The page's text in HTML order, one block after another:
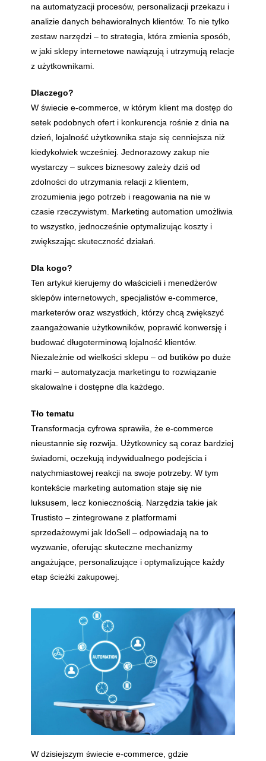
na automatyzacji procesów, personalizacji przekazu i
analizie danych behawioralnych klientów. To nie tylko
zestaw narzędzi – to strategia, która zmienia sposób,
w jaki sklepy internetowe nawiązują i utrzymują relacje
z użytkownikami.
Dlaczego?
W świecie e-commerce, w którym klient ma dostęp do
setek podobnych ofert i konkurencja rośnie z dnia na
dzień, lojalność użytkownika staje się cenniejsza niż
kiedykolwiek wcześniej. Jednorazowy zakup nie
wystarczy – sukces biznesowy zależy dziś od
zdolności do utrzymania relacji z klientem,
zrozumienia jego potrzeb i reagowania na nie w
czasie rzeczywistym. Marketing automation umożliwia
to wszystko, jednocześnie optymalizując koszty i
zwiększając skuteczność działań.
Dla kogo?
Ten artykuł kierujemy do właścicieli i menedżerów
sklepów internetowych, specjalistów e-commerce,
marketerów oraz wszystkich, którzy chcą zwiększyć
zaangażowanie użytkowników, poprawić konwersję i
budować długoterminową lojalność klientów.
Niezależnie od wielkości sklepu – od butików po duże
marki – automatyzacja marketingu to rozwiązanie
skalowalne i dostępne dla każdego.
Tło tematu
Transformacja cyfrowa sprawiła, że e-commerce
nieustannie się rozwija. Użytkownicy są coraz bardziej
świadomi, oczekują indywidualnego podejścia i
natychmiastowej reakcji na swoje potrzeby. W tym
kontekście marketing automation staje się nie
luksusem, lecz koniecznością. Narzędzia takie jak
Trustisto – zintegrowane z platformami
sprzedażowymi jak IdoSell – odpowiadają na to
wyzwanie, oferując skuteczne mechanizmy
angażujące, personalizujące i optymalizujące każdy
etap ścieżki zakupowej.
W dzisiejszym świecie e-commerce, gdzie